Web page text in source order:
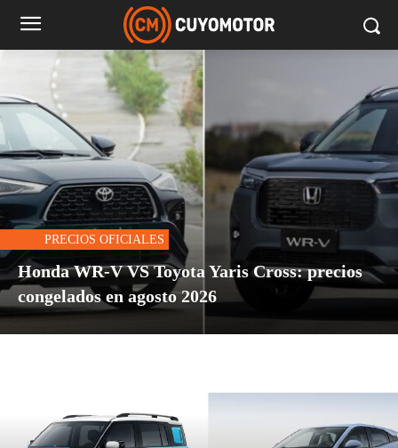
PRECIOS OFICIALES
Honda WR-V VS Toyota Yaris Cross: precios
congelados en agosto 2026